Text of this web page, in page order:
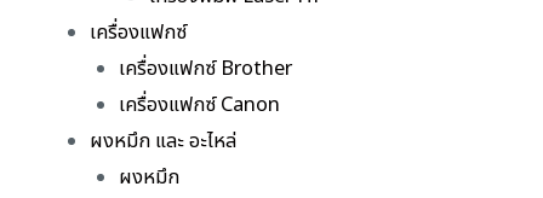
เครื่องแฟกซ์
เครื่องแฟกซ์ Brother
เครื่องแฟกซ์ Canon
ผงหมึก และ อะไหล่
ผงหมึก